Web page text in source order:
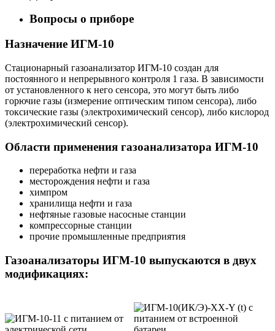
Вопросы о приборе
Назначение ИГМ-10
Стационарный газоанализатор ИГМ-10 создан для
постоянного и непрерывного контроля 1 газа. В зависимости
от установленного к него сенсора, это могут быть либо
горючие газы (измерение оптическим типом сенсора), либо
токсические газы (электрохимический сенсор), либо кислород
(электрохимический сенсор).
Области применения газоанализатора ИГМ-10
переработка нефти и газа
месторождения нефти и газа
химпром
хранилища нефти и газа
нефтяные газовые насосные станции
компрессорные станции
прочие промышленные предприятия
Газоанализаторы ИГМ-10 выпускаются в двух
модификациях: